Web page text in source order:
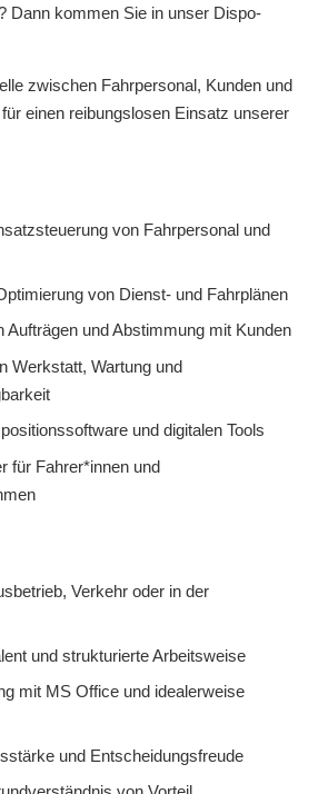
Dann kommen Sie in unser Dispo-
zwischen Fahrpersonal, Kunden und
einen reibungslosen Einsatz unserer
von Fahrpersonal und
von Dienst- und Fahrplänen
Aufträgen und Abstimmung mit Kunden
Werkstatt, Wartung und
und digitalen Tools
für Fahrer*innen und
Verkehr oder in der
und strukturierte Arbeitsweise
mit MS Office und idealerweise
und Entscheidungsfreude